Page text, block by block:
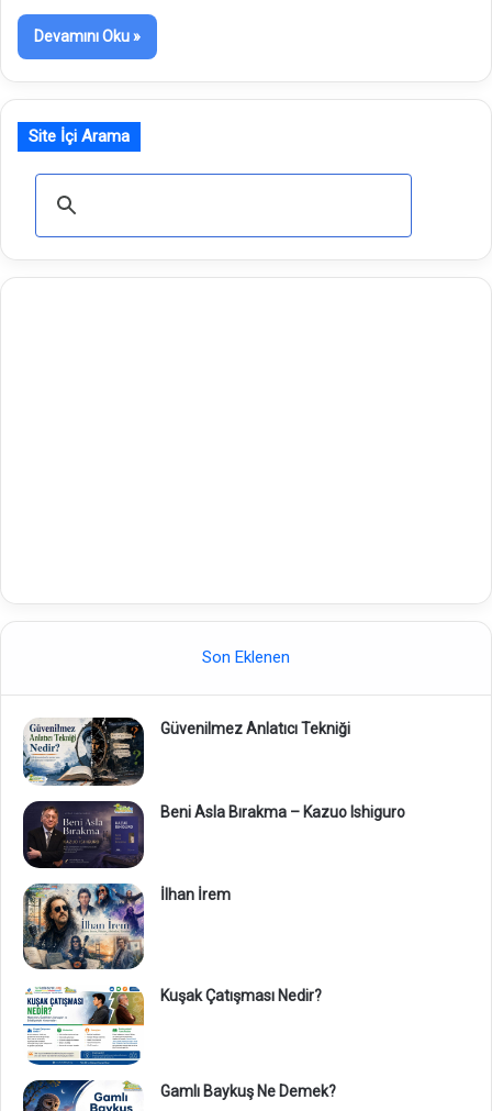
Devamını Oku »
Site İçi Arama
Son Eklenen
Güvenilmez Anlatıcı Tekniği
Beni Asla Bırakma – Kazuo Ishiguro
İlhan İrem
Kuşak Çatışması Nedir?
Gamlı Baykuş Ne Demek?